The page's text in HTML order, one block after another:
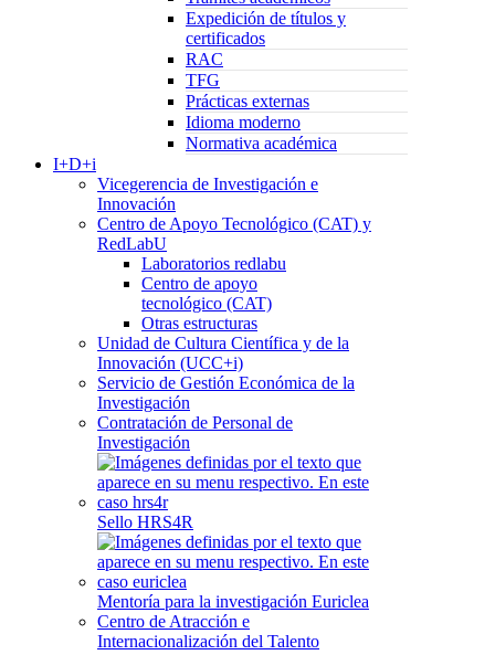
Expedición de títulos y
certificados
RAC
TFG
Prácticas externas
Idioma moderno
Normativa académica
I+D+i
Vicegerencia de Investigación e
Innovación
Centro de Apoyo Tecnológico (CAT) y
RedLabU
Laboratorios redlabu
Centro de apoyo
tecnológico (CAT)
Otras estructuras
Unidad de Cultura Científica y de la
Innovación (UCC+i)
Servicio de Gestión Económica de la
Investigación
Contratación de Personal de
Investigación
Sello HRS4R
Mentoría para la investigación Euriclea
Centro de Atracción e
Internacionalización del Talento